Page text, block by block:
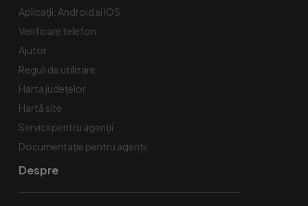
Aplicații: Android și iOS
Verificare telefon
Ajutor
Reguli de utilizare
Harta județelor
Hartă site
Servicii pentru agenții
Documentație pentru agenții
Despre